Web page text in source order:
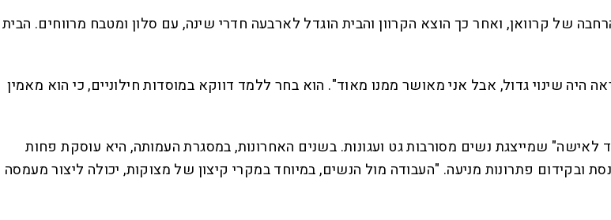
של קרוואן, ואחר כך הוצא הקרוון והבית הוגדל לארבעה חדרי שינה, עם סלון ומטבח מרווחים. הבית
שינוי גדול, אבל אני מאושר ממנו מאוד". הוא בחר ללמד דווקא במוסדות חילוניים, כי הוא מאמין
לאישה" שמייצגת נשים מסורבות גט ועגונות. בשנים האחרונות, במסגרת העמותה, היא עוסקת פחות
ובקידום פתרונות מניעה. "העבודה מול הנשים, במיוחד במקרי קיצון של מצוקות, יכולה ליצור מעמסה